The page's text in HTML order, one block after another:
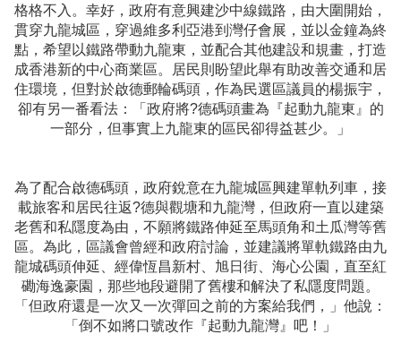
格格不入。幸好，政府有意興建沙中線鐵路，由大圍開始，
貫穿九龍城區，穿過維多利亞港到灣仔會展，並以金鐘為終
點，希望以鐵路帶動九龍東，並配合其他建設和規畫，打造
成香港新的中心商業區。居民則盼望此舉有助改善交通和居
住環境，但對於啟德郵輪碼頭，作為民選區議員的楊振宇，
卻有另一番看法：「政府將?德碼頭畫為『起動九龍東』的
一部分，但事實上九龍東的區民卻得益甚少。」
為了配合啟德碼頭，政府銳意在九龍城區興建單軌列車，接
載旅客和居民往返?德與觀塘和九龍灣，但政府一直以建築
老舊和私隱度為由，不願將鐵路伸延至馬頭角和土瓜灣等舊
區。為此，區議會曾經和政府討論，並建議將單軌鐵路由九
龍城碼頭伸延、經偉恆昌新村、旭日街、海心公園，直至紅
磡海逸豪園，那些地段避開了舊樓和解決了私隱度問題。
「但政府還是一次又一次彈回之前的方案給我們，」他說：
「倒不如將口號改作『起動九龍灣』吧！」